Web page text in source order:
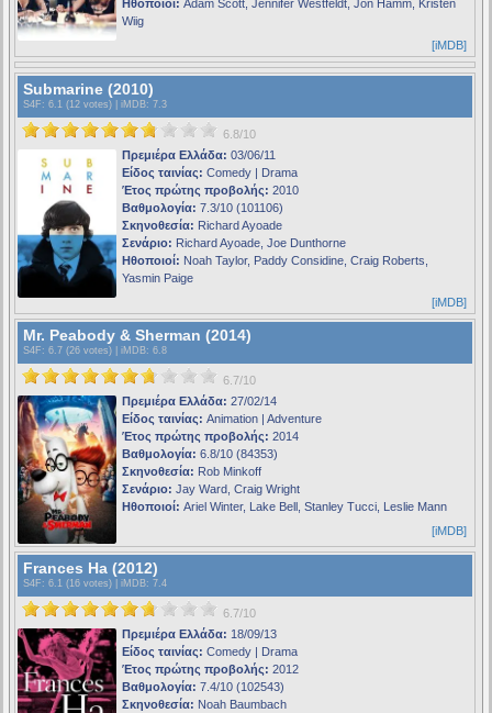
Ηθοποιοί: Adam Scott, Jennifer Westfeldt, Jon Hamm, Kristen
Wiig
[iMDB]
Submarine (2010)
S4F : 6.1 (12 votes) | iMDB: 7.3
6.8/10
Πρεμιέρα Ελλάδα: 03/06/11
Είδος ταινίας: Comedy | Drama
Έτος πρώτης προβολής: 2010
Βαθμολογία: 7.3/10 (101106)
Σκηνοθεσία: Richard Ayoade
Σενάριο: Richard Ayoade, Joe Dunthorne
Ηθοποιοί: Noah Taylor, Paddy Considine, Craig Roberts,
Yasmin Paige
[iMDB]
Mr. Peabody & Sherman (2014)
S4F : 6.7 (26 votes) | iMDB: 6.8
6.7/10
Πρεμιέρα Ελλάδα: 27/02/14
Είδος ταινίας: Animation | Adventure
Έτος πρώτης προβολής: 2014
Βαθμολογία: 6.8/10 (84353)
Σκηνοθεσία: Rob Minkoff
Σενάριο: Jay Ward, Craig Wright
Ηθοποιοί: Ariel Winter, Lake Bell, Stanley Tucci, Leslie Mann
[iMDB]
Frances Ha (2012)
S4F : 6.1 (16 votes) | iMDB: 7.4
6.7/10
Πρεμιέρα Ελλάδα: 18/09/13
Είδος ταινίας: Comedy | Drama
Έτος πρώτης προβολής: 2012
Βαθμολογία: 7.4/10 (102543)
Σκηνοθεσία: Noah Baumbach